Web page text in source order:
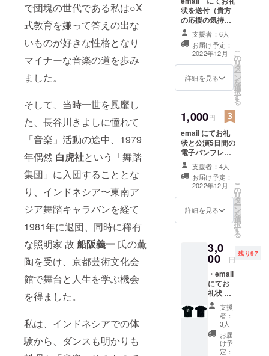
で団塊の世代である私は○X
式教育を嫌って答えの出な
いものが好きな性格となり
マイナーな音楽の道を歩み
ました。
そして、当時一世を風靡し
た、長谷川きよしに憧れて
「音楽」活動の途中、1979
年偶然 白虎社という「舞踏
集団」に入団することとな
り、インドネシア〜東南ア
ジア舞踏キャラバンを経て
1981年に退団、同時に稀有
な照明家 故 船阪義一 氏の薫
陶を受け、京都芸術文化会
館で舞台と人生を学ぶ機会
を得ました。
私は、インドネシアでの体
験から、ダンスも明かりも
年マルチナ
ショナル・
ダンスカン
パニー”桂勘
＆サルタン
成、1989年
術の協同制
作と研究を
目的に”オ
フィース・
パラディッ
クス K. ”を開
設、以後イ
ア、タイを
アの現代舞
台芸術の研
作に従事、
国際交流基
金アセアン
文化セン
ター委託事
状を送付（貴方
の応援の気持ち
を示してくだ
さったことに感
謝いたしま
す。）
支援者：6人
お届け予定：
2022年12月
詳細を見る
こ
の
リ
タ
ー
ン
を
選
択
す
る
1,000円
email にてお礼
状と公演5日間の
電子パンフレッ
ト 送付（参加ダ
ンサーの履歴な
ど、より身近に
感じてくださ
い。）
支援者：4人
お届け予定：
2022年12月
詳細を見る
こ
の
リ
タ
ー
ン
を
選
択
す
る
3,0
00 円
残り97
・email
にてお
礼状 ・
公演5日
間の電
子パン
フレッ
ト 送付
・舞踏
支援
者：
3人
お届
け予
定：